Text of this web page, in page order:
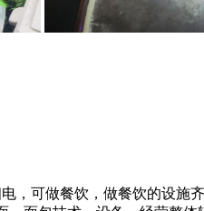
，可做餐饮，做餐饮的设施